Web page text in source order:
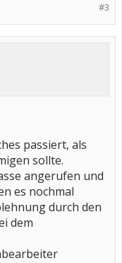
#3
passiert, als
sollte.
angerufen und
es nochmal
durch den
dem